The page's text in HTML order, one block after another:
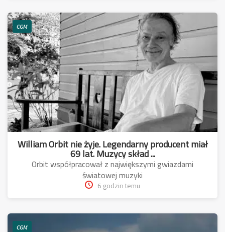
CGM
William Orbit nie żyje. Legendarny producent miał
69 lat. Muzycy skład ...
Orbit współpracował z największymi gwiazdami
światowej muzyki
6 godzin temu
CGM